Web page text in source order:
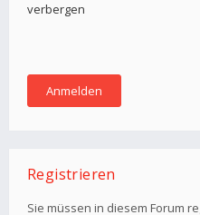
verbergen
Registrieren
Sie müssen in diesem Forum